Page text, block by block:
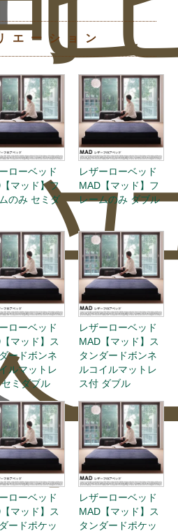
ュ
ー
エーション
ローベッド
マッド】フ
のみ セミダ
レザーローベッド
MAD【マッド】フ
レームのみ ダブル
ローベッド
マッド】ス
ードボンネ
ルマットレ
セミダブル
レザーローベッド
MAD【マッド】ス
タンダードボンネ
ルコイルマットレ
ス付 ダブル
ローベッド
マッド】ス
ードポケッ
レザーローベッド
MAD【マッド】ス
タンダードポケッ